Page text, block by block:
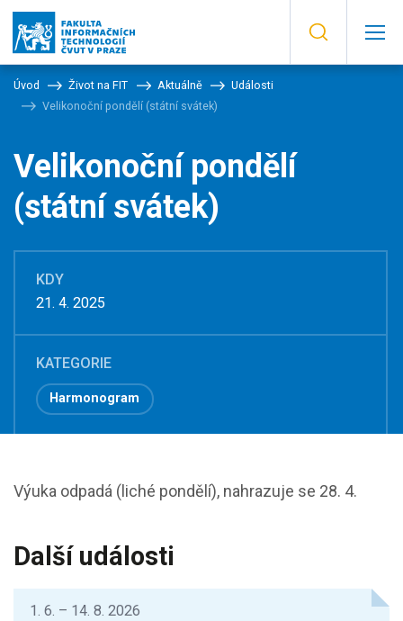
Úvod Život na FIT Aktuálně
Události
Velikonoční pondělí (státní svátek)
Velikonoční pondělí
(státní svátek)
KDY
21. 4. 2025
KATEGORIE
Harmonogram
Výuka odpadá (liché pondělí), nahrazuje se 28. 4.
Další události
1. 6. – 14. 8. 2026